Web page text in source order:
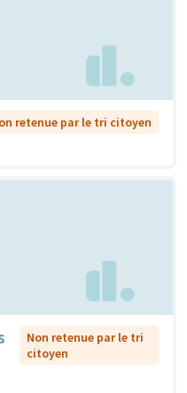
retenue par le tri citoyen
Non retenue par le tri
citoyen